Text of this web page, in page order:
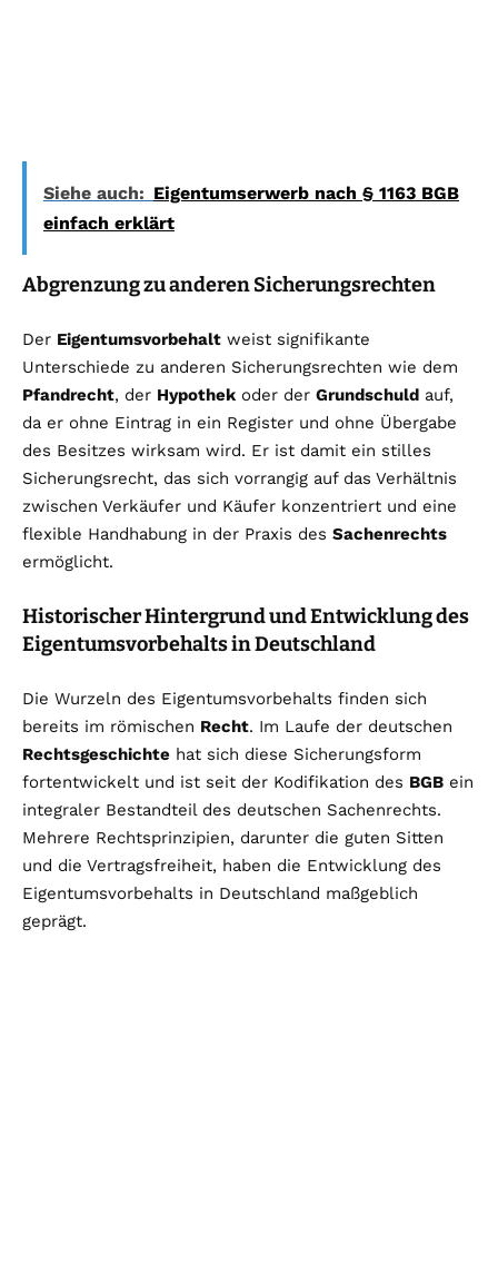
Siehe auch: Eigentumserwerb nach § 1163 BGB
einfach erklärt
Abgrenzung zu anderen Sicherungsrechten
Der Eigentumsvorbehalt weist signifikante
Unterschiede zu anderen Sicherungsrechten wie dem
Pfandrecht, der Hypothek oder der Grundschuld auf,
da er ohne Eintrag in ein Register und ohne Übergabe
des Besitzes wirksam wird. Er ist damit ein stilles
Sicherungsrecht, das sich vorrangig auf das Verhältnis
zwischen Verkäufer und Käufer konzentriert und eine
flexible Handhabung in der Praxis des Sachenrechts
ermöglicht.
Historischer Hintergrund und Entwicklung des
Eigentumsvorbehalts in Deutschland
Die Wurzeln des Eigentumsvorbehalts finden sich
bereits im römischen Recht. Im Laufe der deutschen
Rechtsgeschichte hat sich diese Sicherungsform
fortentwickelt und ist seit der Kodifikation des BGB ein
integraler Bestandteil des deutschen Sachenrechts.
Mehrere Rechtsprinzipien, darunter die guten Sitten
und die Vertragsfreiheit, haben die Entwicklung des
Eigentumsvorbehalts in Deutschland maßgeblich
geprägt.